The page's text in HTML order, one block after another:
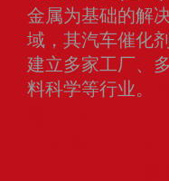
金属为基础的解
域，其汽车催化
建立多家工厂、
料科学等行业。